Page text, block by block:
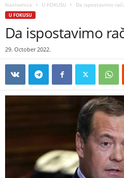
Naslovnica U FOKUSU Da ispostavimo
U FOKUSU
Da ispostavimo
29. October 2022.